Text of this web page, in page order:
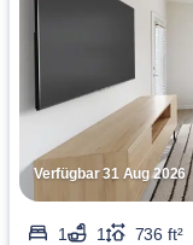
Verfügbar 31 Aug 2026
1 1
736 ft²